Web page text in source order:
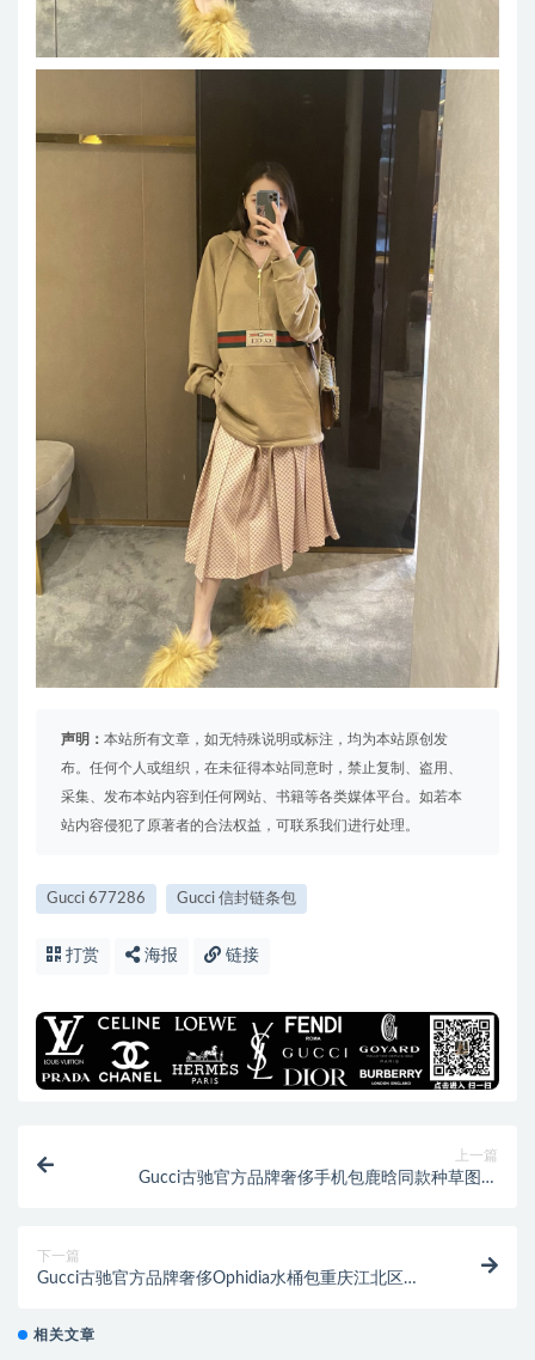
声明： 本站所有文章，如无特殊说明或标注，均为本站原创发
布。任何个人或组织，在未征得本站同意时，禁止复制、盗用、
采集、发布本站内容到任何网站、书籍等各类媒体平台。如若本
站内容侵犯了原著者的合法权益，可联系我们进行处理。
Gucci 677286 Gucci 信封链条包
打赏 海报 链接
上一篇
Gucci古驰官方品牌奢侈手机包鹿晗同款种草图片
下一篇
Gucci古驰官方品牌奢侈Ophidia水桶包重庆江北区
相关文章